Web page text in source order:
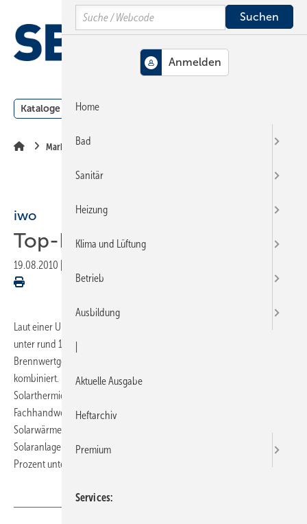
Hauptinhalt
Hauptmenü
SiteSearch
Kataloge Meldungen
Markt + Trends
iwo
Top-Kombination
19.08.2010
Laut einer Umfrage des Instituts für wirtschaftliche Oelheizung IWO
unter rund 1350 Fachbetrieben wurde jedes zweite neu installierte Öl-
Brennwertgerät im vergangenen Jahr mit einer Solarwärmeanlage
kombiniert. Die Ergänzung einer vorhandenen Ölheizung mit einer
Solarthermieanlage liegt ebenfalls im Trend: Laut IWO-Befragung im
Fachhandwerk war bei knapp der Hälfte aller nachträglich installierten
Solarwärmeanlagen eine Ölheizung vorhanden. Die meisten
Solaranlagen werden zur Warmwasserbereitung eingesetzt, 40
Prozent unterstützen zusätzlich die Heizung.
Search
Home
Bad
Sanitär
Heizung
Klima und Lüftung
Betrieb
Ausbildung
Aktuelle Ausgabe
Heftarchiv
Premium
Services